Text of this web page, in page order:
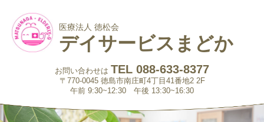
医療法人 徳松会
デイサービスまどか
お問い合わせは TEL 088-633-8377
〒770-0045 徳島市南庄町4丁目41番地2 2F
午前 9:30~12:30 午後 13:30~16:30